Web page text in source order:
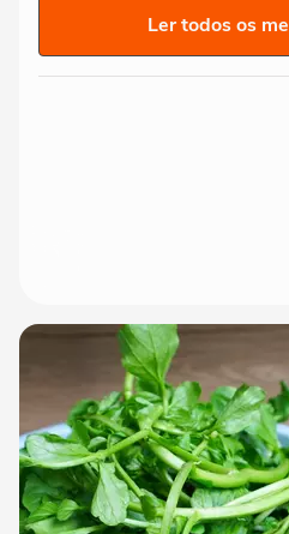
Ler todos os